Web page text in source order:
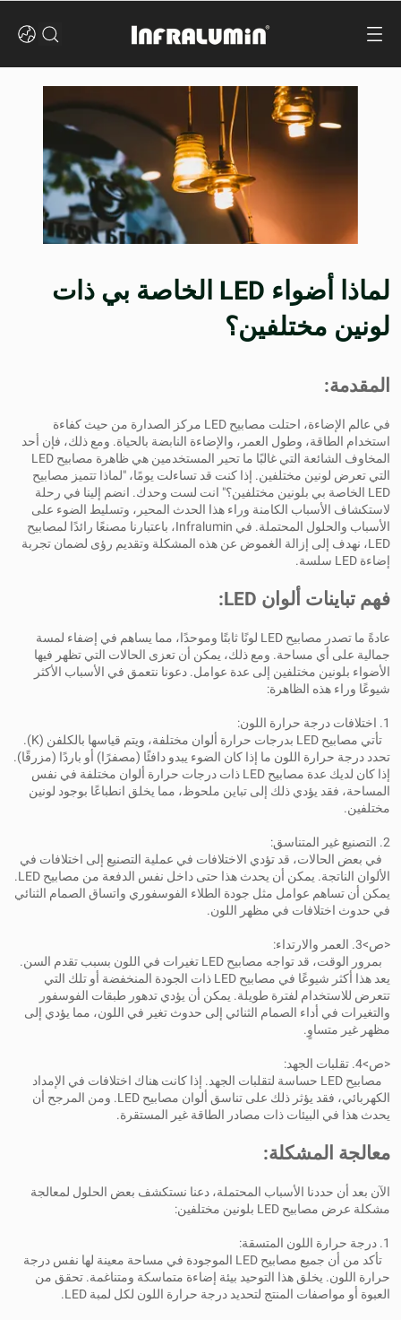
لماذا أضواء LED الخاصة بي ذات
لونين مختلفين؟
المقدمة:
في عالم الإضاءة، احتلت مصابيح LED مركز الصدارة من حيث كفاءة
استخدام الطاقة، وطول العمر، والإضاءة النابضة بالحياة. ومع ذلك، فإن أحد
المخاوف الشائعة التي غالبًا ما تحير المستخدمين هي ظاهرة مصابيح LED
التي تعرض لونين مختلفين. إذا كنت قد تساءلت يومًا، "لماذا تتميز مصابيح
LED الخاصة بي بلونين مختلفين؟" انت لست وحدك. انضم إلينا في رحلة
لاستكشاف الأسباب الكامنة وراء هذا الحدث المحير، وتسليط الضوء على
الأسباب والحلول المحتملة. في Infralumin، باعتبارنا مصنعًا رائدًا لمصابيح
LED، نهدف إلى إزالة الغموض عن هذه المشكلة وتقديم رؤى لضمان تجربة
إضاءة LED سلسة.
فهم تباينات ألوان LED:
عادةً ما تصدر مصابيح LED لونًا ثابتًا وموحدًا، مما يساهم في إضفاء لمسة
جمالية على أي مساحة. ومع ذلك، يمكن أن تعزى الحالات التي تظهر فيها
الأضواء بلونين مختلفين إلى عدة عوامل. دعونا نتعمق في الأسباب الأكثر
شيوعًا وراء هذه الظاهرة:
1. اختلافات درجة حرارة اللون:
تأتي مصابيح LED بدرجات حرارة ألوان مختلفة، ويتم قياسها بالكلفن (K).
تحدد درجة حرارة اللون ما إذا كان الضوء يبدو دافئًا (مصفرًا) أو باردًا (مزرقًا).
إذا كان لديك عدة مصابيح LED ذات درجات حرارة ألوان مختلفة في نفس
المساحة، فقد يؤدي ذلك إلى تباين ملحوظ، مما يخلق انطباعًا بوجود لونين
مختلفين.
2. التصنيع غير المتناسق:
في بعض الحالات، قد تؤدي الاختلافات في عملية التصنيع إلى اختلافات في
الألوان الناتجة. يمكن أن يحدث هذا حتى داخل نفس الدفعة من مصابيح LED.
يمكن أن تساهم عوامل مثل جودة الطلاء الفوسفوري واتساق الصمام الثنائي
في حدوث اختلافات في مظهر اللون.
<ص>3. العمر والارتداء:
بمرور الوقت، قد تواجه مصابيح LED تغيرات في اللون بسبب تقدم السن.
يعد هذا أكثر شيوعًا في مصابيح LED ذات الجودة المنخفضة أو تلك التي
تتعرض للاستخدام لفترة طويلة. يمكن أن يؤدي تدهور طبقات الفوسفور
والتغيرات في أداء الصمام الثنائي إلى حدوث تغير في اللون، مما يؤدي إلى
مظهر غير متساوٍ.
<ص>4. تقلبات الجهد:
مصابيح LED حساسة لتقلبات الجهد. إذا كانت هناك اختلافات في الإمداد
الكهربائي، فقد يؤثر ذلك على تناسق ألوان مصابيح LED. ومن المرجح أن
يحدث هذا في البيئات ذات مصادر الطاقة غير المستقرة.
معالجة المشكلة:
الآن بعد أن حددنا الأسباب المحتملة، دعنا نستكشف بعض الحلول لمعالجة
مشكلة عرض مصابيح LED بلونين مختلفين:
1. درجة حرارة اللون المتسقة:
تأكد من أن جميع مصابيح LED الموجودة في مساحة معينة لها نفس درجة
حرارة اللون. يخلق هذا التوحيد بيئة إضاءة متماسكة ومتناغمة. تحقق من
العبوة أو مواصفات المنتج لتحديد درجة حرارة اللون لكل لمبة LED.